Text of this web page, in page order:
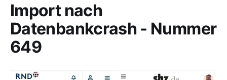
Import nach
Datenbankcrash - Nummer
649